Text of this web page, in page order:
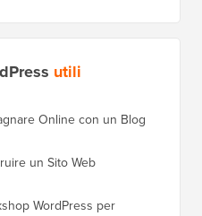
utili
Online con un Blog
un Sito Web
WordPress per